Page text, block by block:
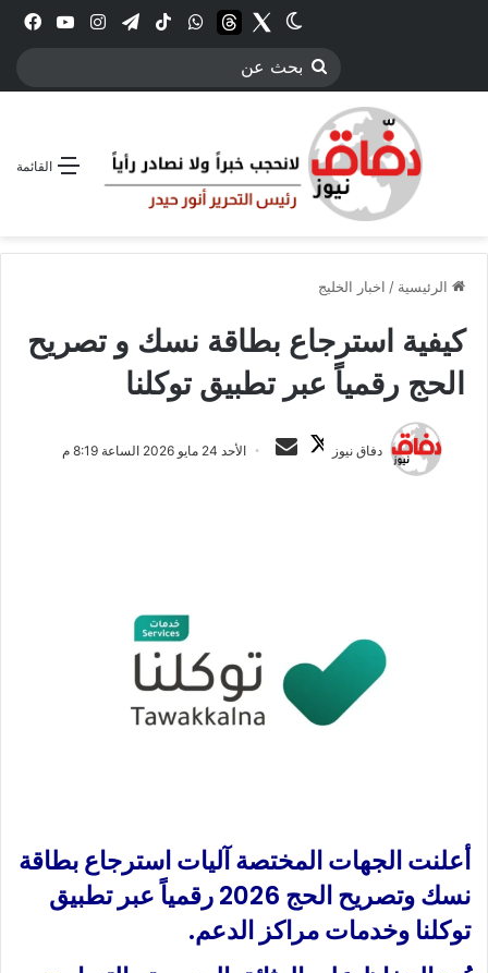
انستقرامتيلقرام‫TikTokواتسابthreadsTwitter
الوضع المظلم
بحث
القائمة
الرئيسية / اخبار الخليج
كيفية استرجاع بطاقة نسك و تصريح
الحج رقمياً عبر تطبيق توكلنا
دفاق نيوز
ت
ك
ي
ا
الأحد 24 مايو 2026 الساعة 8:19 م
أعلنت الجهات المختصة آليات استرجاع بطاقة
نسك وتصريح الحج 2026 رقمياً عبر تطبيق
توكلنا وخدمات مراكز الدعم.